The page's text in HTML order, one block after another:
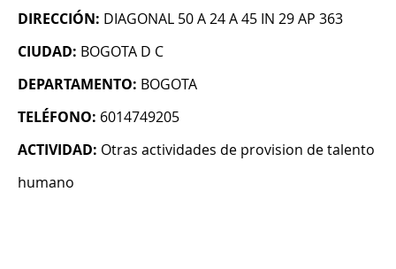
DIRECCIÓN: DIAGONAL 50 A 24 A 45 IN 29 AP 363
CIUDAD: BOGOTA D C
DEPARTAMENTO: BOGOTA
TELÉFONO: 6014749205
ACTIVIDAD: Otras actividades de provision de talento
humano